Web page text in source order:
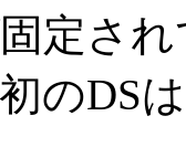
定さ
のDS